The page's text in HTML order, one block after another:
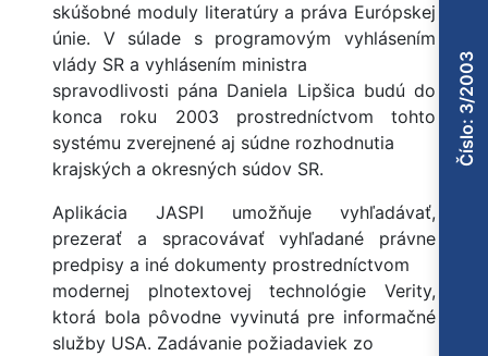
skúšobné moduly literatúry a práva Európskej
únie. V súlade s programovým vyhlásením
vlády SR a vyhlásením ministra
spravodlivosti pána Daniela Lipšica budú do
konca roku 2003 prostredníctvom tohto
systému zverejnené aj súdne rozhodnutia
krajských a okresných súdov SR.
Aplikácia JASPI umožňuje vyhľadávať,
prezerať a spracovávať vyhľadané právne
predpisy a iné dokumenty prostredníctvom
modernej plnotextovej technológie Verity,
ktorá bola pôvodne vyvinutá pre informačné
služby USA. Zadávanie požiadaviek zo
Číslo: 3/2003